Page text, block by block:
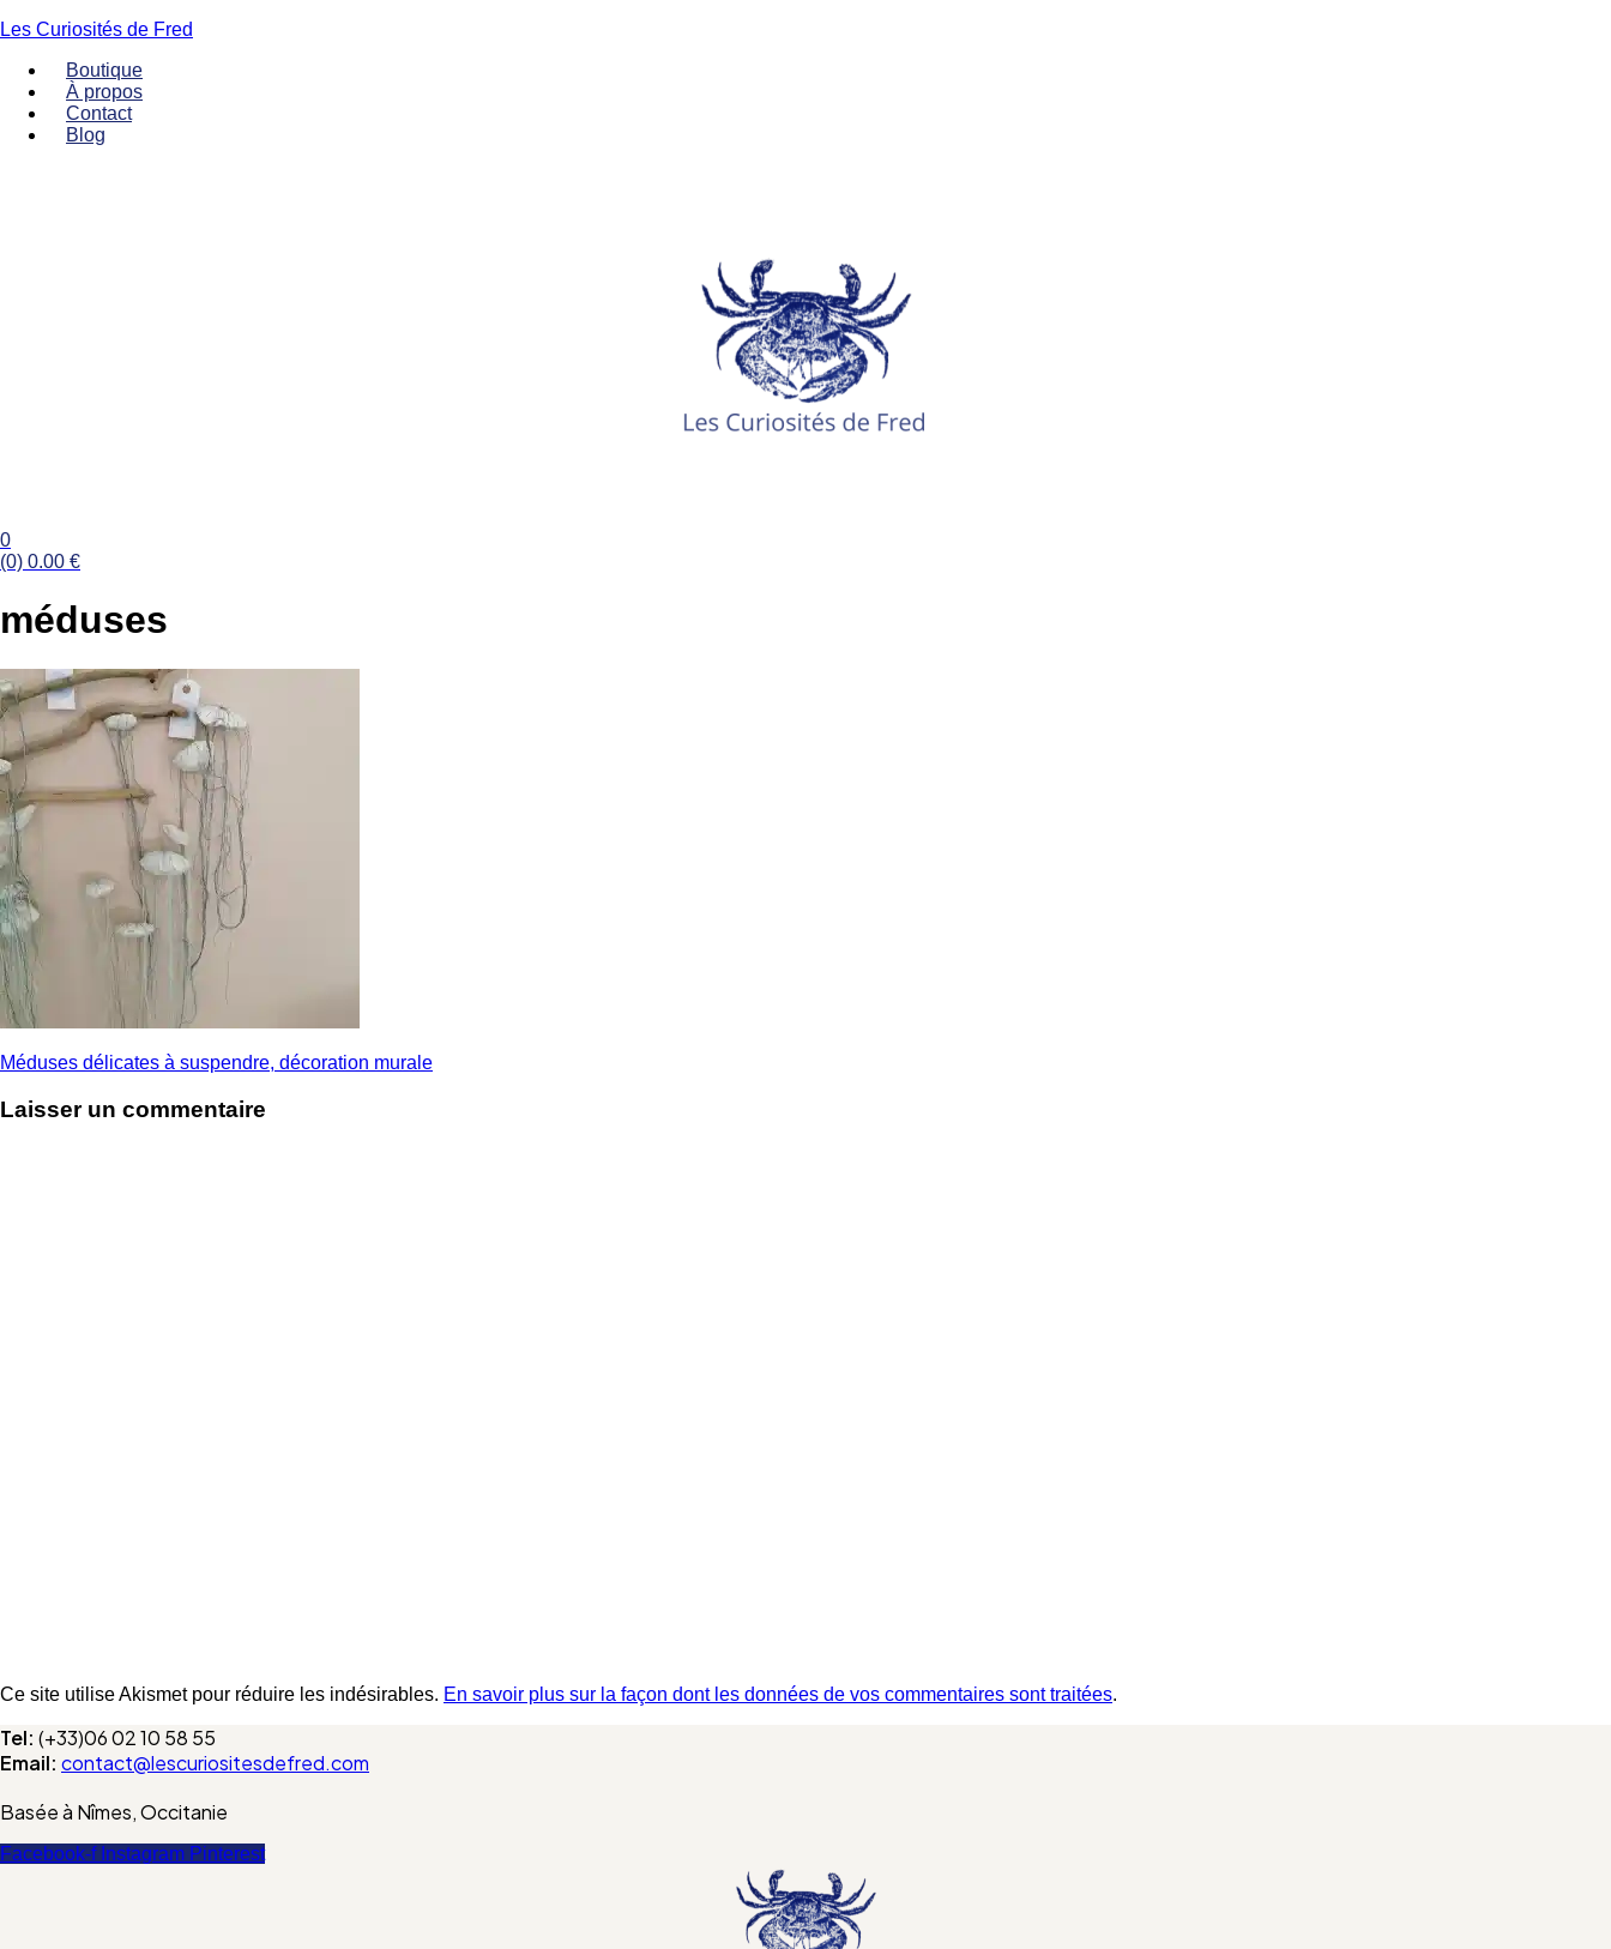
Les Curiosités de Fred
Boutique
À propos
Contact
Blog
0
(0) 0.00 €
méduses
Navigation
de
Méduses délicates à suspendre, décoration murale
Laisser un commentaire
Ce site utilise Akismet pour réduire les indésirables. En savoir plus sur la façon dont les données de vos commentaires sont traitées.
Tel: (+33)06 02 10 58 55
Email: contact@lescuriositesdefred.com
Basée à Nîmes, Occitanie
Facebook-f Instagram Pinterest